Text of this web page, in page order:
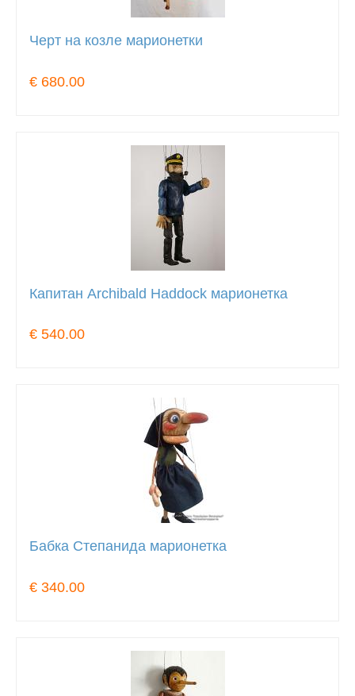
Черт на козле марионетки
€ 680.00
Капитан Archibald Haddock марионетка
€ 540.00
Бабка Степанида марионетка
€ 340.00